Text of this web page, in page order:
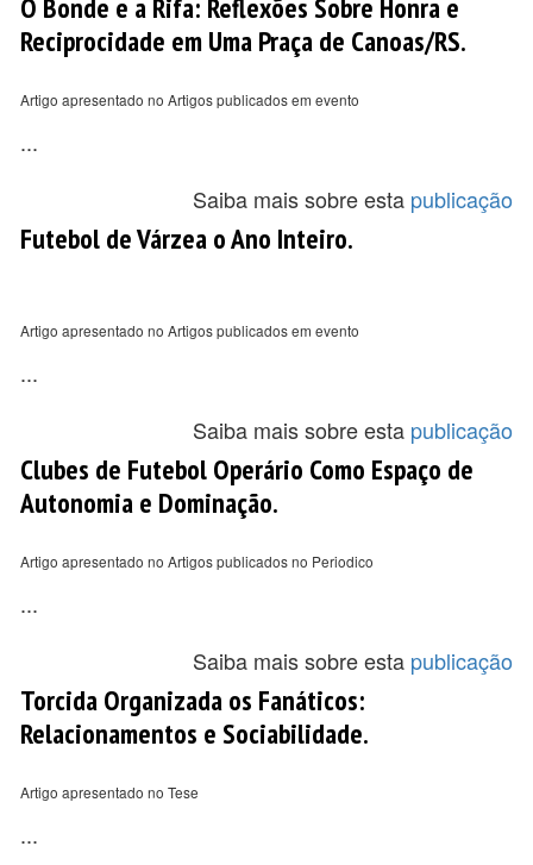
O Bonde e a Rifa: Reflexões Sobre Honra e
Reciprocidade em Uma Praça de Canoas/RS.
Artigo apresentado no Artigos publicados em evento
...
Saiba mais sobre esta publicação
Futebol de Várzea o Ano Inteiro.
Artigo apresentado no Artigos publicados em evento
...
Saiba mais sobre esta publicação
Clubes de Futebol Operário Como Espaço de
Autonomia e Dominação.
Artigo apresentado no Artigos publicados no Periodico
...
Saiba mais sobre esta publicação
Torcida Organizada os Fanáticos:
Relacionamentos e Sociabilidade.
Artigo apresentado no Tese
...